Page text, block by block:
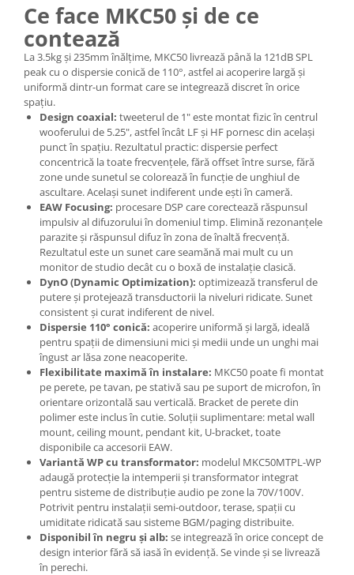
Mixere analogice
Mixere digitale
Mixere pentru DJ
Monitorizare In-Ear
Stative pentru Boxe
Stative pentru Microfoane
Ce face MKC50 și de ce
contează
La 3.5kg și 235mm înălțime, MKC50 livrează până la 121dB SPL
peak cu o dispersie conică de 110°, astfel ai acoperire largă și
uniformă dintr-un format care se integrează discret în orice
spațiu.
Design coaxial: tweeterul de 1" este montat fizic în centrul
wooferului de 5.25", astfel încât LF și HF pornesc din același
punct în spațiu. Rezultatul practic: dispersie perfect
concentrică la toate frecvențele, fără offset între surse, fără
zone unde sunetul se colorează în funcție de unghiul de
ascultare. Același sunet indiferent unde ești în cameră.
EAW Focusing: procesare DSP care corectează răspunsul
impulsiv al difuzorului în domeniul timp. Elimină rezonanțele
parazite și răspunsul difuz în zona de înaltă frecvență.
Rezultatul este un sunet care seamănă mai mult cu un
monitor de studio decât cu o boxă de instalație clasică.
DynO (Dynamic Optimization): optimizează transferul de
putere și protejează transductorii la niveluri ridicate. Sunet
consistent și curat indiferent de nivel.
Dispersie 110° conică: acoperire uniformă și largă, ideală
pentru spații de dimensiuni mici și medii unde un unghi mai
îngust ar lăsa zone neacoperite.
Flexibilitate maximă în instalare: MKC50 poate fi montat
pe perete, pe tavan, pe stativă sau pe suport de microfon, în
orientare orizontală sau verticală. Bracket de perete din
polimer este inclus în cutie. Soluții suplimentare: metal wall
mount, ceiling mount, pendant kit, U-bracket, toate
disponibile ca accesorii EAW.
Variantă WP cu transformator: modelul MKC50MTPL-WP
adaugă protecție la intemperii și transformator integrat
pentru sisteme de distribuție audio pe zone la 70V/100V.
Potrivit pentru instalații semi-outdoor, terase, spații cu
umiditate ridicată sau sisteme BGM/paging distribuite.
Disponibil în negru și alb: se integrează în orice concept de
design interior fără să iasă în evidență. Se vinde și se livrează
în perechi.